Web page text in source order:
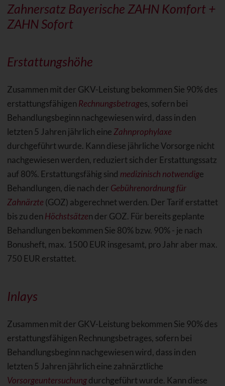
Zahnersatz Bayerische ZAHN Komfort +
ZAHN Sofort
Erstattungshöhe
Zusammen mit der GKV-Leistung bekommen Sie 90% des
erstattungsfähigen Rechnungsbetrages, sofern bei
Behandlungsbeginn nachgewiesen wird, dass in den
letzten 5 Jahren jährlich eine Zahnprophylaxe
durchgeführt wurde. Kann diese jährliche Vorsorge nicht
nachgewiesen werden, reduziert sich der Erstattungssatz
auf 80%. Erstattungsfähig sind medizinisch notwendige
Behandlungen, die nach der Gebührenordnung für
Zahnärzte (GOZ) abgerechnet werden. Der Tarif erstattet
bis zu den Höchstsätzen der GOZ. Für bereits geplante
Behandlungen bekommen Sie 80% bzw. 90% - je nach
Bonusheft, max. 1500 EUR insgesamt, pro Jahr aber max.
750 EUR erstattet.
Inlays
Zusammen mit der GKV-Leistung bekommen Sie 90% des
erstattungsfähigen Rechnungsbetrages, sofern bei
Behandlungsbeginn nachgewiesen wird, dass in den
letzten 5 Jahren jährlich eine zahnärztliche
Vorsorgeuntersuchungdurchgeführt wurde. Kann diese